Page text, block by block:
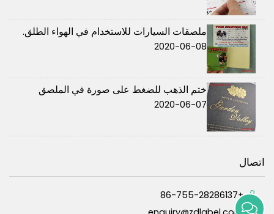
ملصقات السيارات للاستخدام في الهواء الطلق.
2020-06-08
ختم الذهب للضغط على صورة في الملصق
2020-06-07
اتصال
+86-755-28286137